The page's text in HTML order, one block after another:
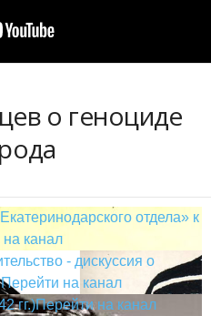
о геноциде
отдела» к
канал
- дискуссия о
Перейти на канал
гг.)Перейти на канал